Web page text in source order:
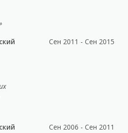
Сен 2011 - Сен 2015
Сен 2006 - Сен 2011